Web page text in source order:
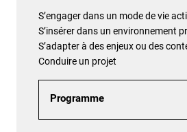
S’engager dans un mode de vie
S’insérer dans un environnement
S’adapter à des enjeux ou des
Conduire un projet
Programme